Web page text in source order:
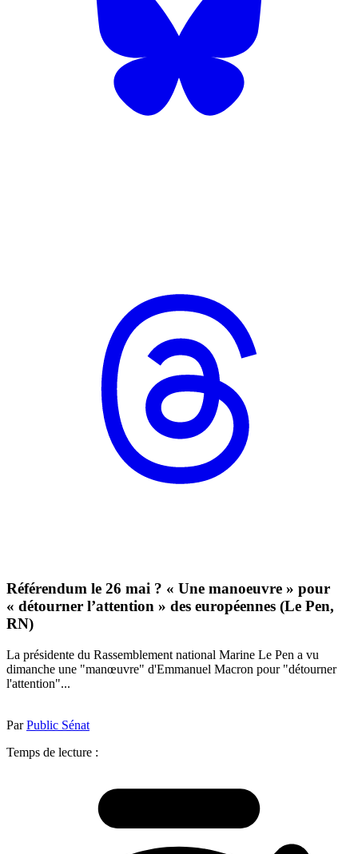
Référendum le 26 mai ? « Une manoeuvre » pour
« détourner l’attention » des européennes (Le Pen,
RN)
La présidente du Rassemblement national Marine Le Pen a vu
dimanche une "manœuvre" d'Emmanuel Macron pour "détourner
l'attention"...
ParPublic Sénat
Temps de lecture :